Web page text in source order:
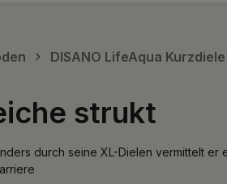
DISANO LifeAqua Kurzdiele
strukt
durch seine XL-Dielen vermittelt